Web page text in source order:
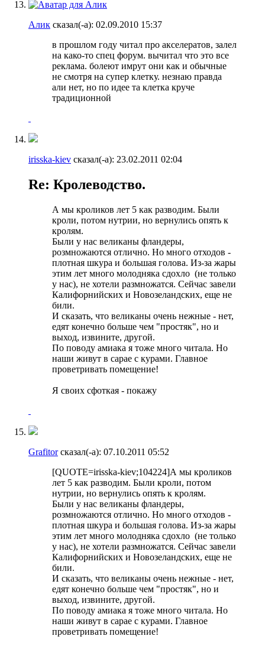
Алик сказал(-а): 02.09.2010 15:37
в прошлом году читал про акселератов, залел
на како-то спец форум. вычитал что это все
реклама. болеют имрут они как и обычные
не смотря на супер клетку. незнаю правда
али нет, но по идее та клетка круче
традиционной
irisska-kiev сказал(-а): 23.02.2011 02:04
Re: Кролеводство.
А мы кроликов лет 5 как разводим. Были
кроли, потом нутрии, но вернулись опять к
кролям.
Были у нас великаны фландеры,
розмножаются отлично. Но много отходов -
плотная шкура и большая голова. Из-за жары
этим лет много молодняка сдохло (не только
у нас), не хотели размножатся. Сейчас завели
Калифорнийских и Новозеландских, еще не
били.
И сказать, что великаны очень нежные - нет,
едят конечно больше чем "простяк", но и
выход, извините, другой.
По поводу амиака я тоже много читала. Но
наши живут в сарае с курами. Главное
проветривать помещение!
Я своих сфоткая - покажу
Grafitorсказал(-а): 07.10.2011 05:52
[QUOTE=irisska-kiev;104224]А мы кроликов
лет 5 как разводим. Были кроли, потом
нутрии, но вернулись опять к кролям.
Были у нас великаны фландеры,
розмножаются отлично. Но много отходов -
плотная шкура и большая голова. Из-за жары
этим лет много молодняка сдохло (не только
у нас), не хотели размножатся. Сейчас завели
Калифорнийских и Новозеландских, еще не
били.
И сказать, что великаны очень нежные - нет,
едят конечно больше чем "простяк", но и
выход, извините, другой.
По поводу амиака я тоже много читала. Но
наши живут в сарае с курами. Главное
проветривать помещение!